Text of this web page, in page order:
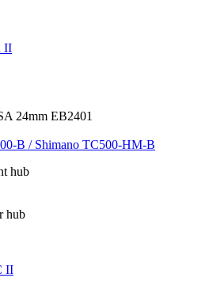
II
24mm EB2401
B / Shimano TC500-HM-B
hub
hub
II